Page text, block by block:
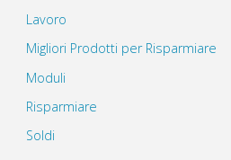
Lavoro
Migliori Prodotti per Risparmiare
Moduli
Risparmiare
Soldi